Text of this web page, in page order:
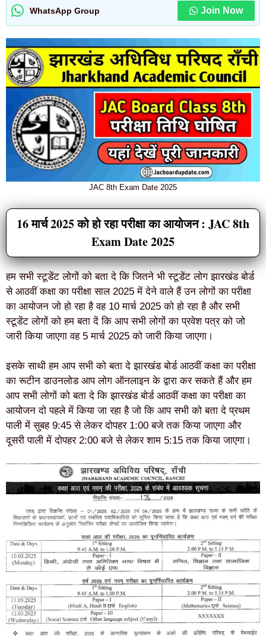
WhatsApp Group Join Now
JAC 8th Exam Date 2025
16 मार्च 2025 को हो रहा परीक्षा का आयोजन : JAC 8th
Exam Date 2025
हम सभी स्टूडेंट लोगों को बता दे कि जितने भी स्टूडेंट लोग झारखंड बोर्ड
से आठवीं कक्षा का परीक्षा साल 2025 में देने वाले हैं उन लोगों का परीक्षा
का आयोजन जो हो रहा है वह 10 मार्च 2025 को हो रहा है और सभी
स्टूडेंट लोगों को हम बता दें कि आप सभी लोगों का प्रवेश पत्र को जो
जारी किया जाएगा वह 5 मार्च 2025 को जारी किया जाएगा।
इसके साथी हम आप सभी को बता दे झारखंड बोर्ड आठवीं कक्षा का परीक्षा
का रूटीन डाउनलोड आप लोग ऑनलाइन के द्वारा कर सकते हैं और हम
आप सभी लोगों को बता दे कि झारखंड बोर्ड आठवीं कक्षा का परीक्षा का
आयोजन दो पहले में किया जा रहा है जो कि आप सभी को बता दे प्रथम
पाली में सुबह 9:45 से लेकर दोपहर 1:00 बजे तक किया जाएगा और
दूसरी पाली में दोपहर 2:00 बजे से लेकर शाम 5:15 तक किया जाएगा।